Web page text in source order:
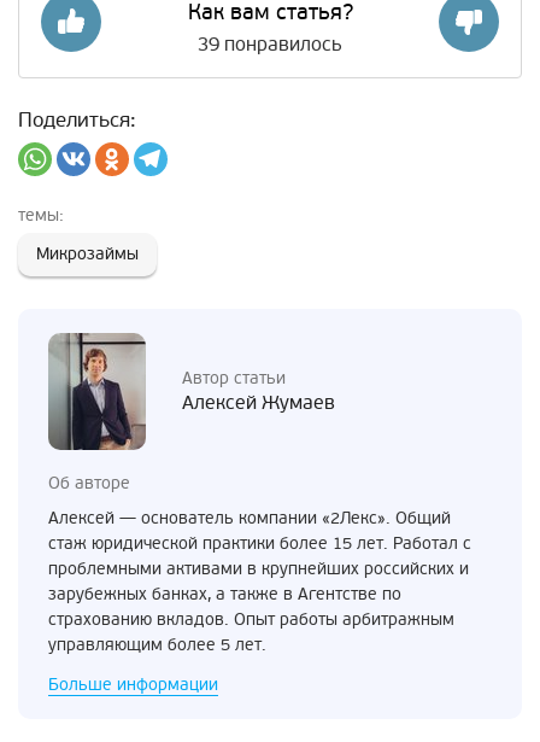
Как вам статья?
39 понравилось
Поделиться:
темы:
Микрозаймы
Автор статьи
Алексей Жумаев
Об авторе
Алексей — основатель компании «2Лекс». Общий
стаж юридической практики более 15 лет. Работал с
проблемными активами в крупнейших российских и
зарубежных банках, а также в Агентстве по
страхованию вкладов. Опыт работы арбитражным
управляющим более 5 лет.
Больше информации